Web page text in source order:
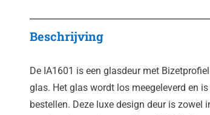
Beschrijving
De IA1601 is een glasdeur met
glas. Het glas wordt los meegeleverd en
bestellen. Deze luxe design deur is